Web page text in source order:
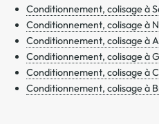
Conditionnement, colisage à
Conditionnement, colisage à
Conditionnement, colisage à
Conditionnement, colisage à
Conditionnement, colisage à
Conditionnement, colisage à